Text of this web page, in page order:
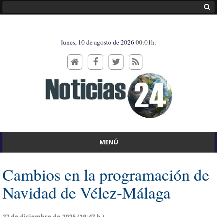
lunes, 10 de agosto de 202600:01h.
MENÚ
Cambios en la programación de
Navidad de Vélez-Málaga